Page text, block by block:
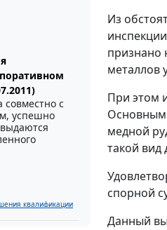
с
успешно
квалификации
Из
признано
металлов
При этом
Основным
медной
такой вид
спорной
Данный